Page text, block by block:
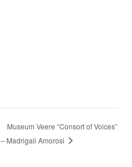
Museum Veere “Consort of Voices”
– Madrigali Amorosi